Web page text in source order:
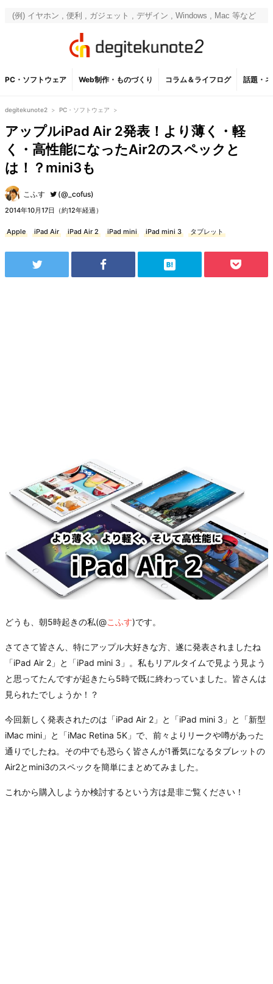
PC・ソフトウェア Web制作・ものづくり コラム＆ライフログ 話題・
degitekunote2 > PC・ソフトウェア >
アップルiPad Air 2発表！より薄く・軽
く・高性能になったAir2のスペックと
は！？mini3も
こふす (@_cofus)
2014年10月17日（約12年経過）
Apple iPad Air iPad Air 2 iPad mini iPad mini 3 タブレット
どうも、朝5時起きの私(@こふす)です。
さてさて皆さん、特にアップル大好きな方、遂に発表されましたね
「iPad Air 2」と「iPad mini 3」。私もリアルタイムで見よう見よう
と思ってたんですが起きたら5時で既に終わっていました。皆さんは
見られたでしょうか！？
今回新しく発表されたのは「iPad Air 2」と「iPad mini 3」と「新型
iMac mini」と「iMac Retina 5K」で、前々よりリークや噂があった
通りでしたね。その中でも恐らく皆さんが1番気になるタブレットの
Air2とmini3のスペックを簡単にまとめてみました。
これから購入しようか検討するという方は是非ご覧ください！